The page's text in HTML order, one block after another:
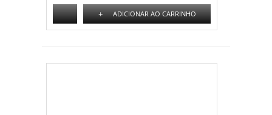
+ ADICIONAR AO CARRINHO